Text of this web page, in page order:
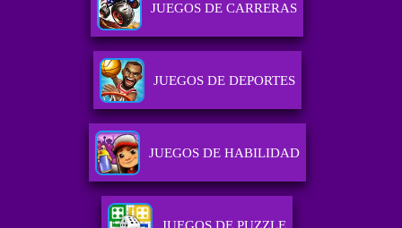
JUEGOS DE CARRERAS
JUEGOS DE DEPORTES
JUEGOS DE HABILIDAD